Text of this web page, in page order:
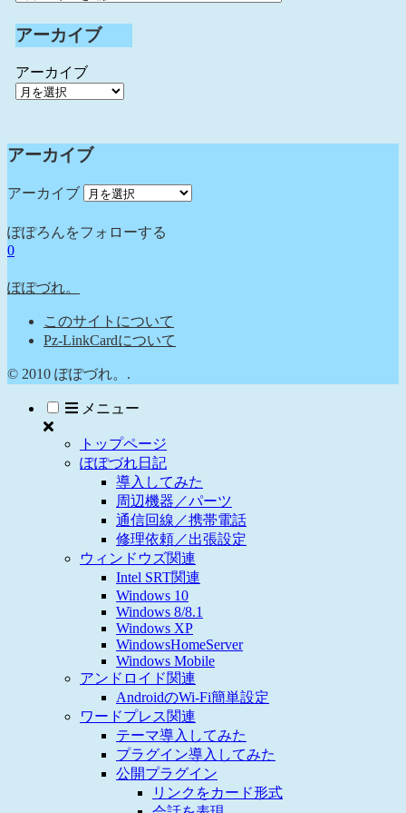
アーカイブ
アーカイブ
アーカイブ
アーカイブ
ぽぽろんをフォローする
0
ぽぽづれ。
このサイトについて
Pz-LinkCardについて
© 2010 ぽぽづれ。.
メニュー
トップページ
ぽぽづれ日記
導入してみた
周辺機器／パーツ
通信回線／携帯電話
修理依頼／出張設定
ウィンドウズ関連
Intel SRT関連
Windows 10
Windows 8/8.1
Windows XP
WindowsHomeServer
Windows Mobile
アンドロイド関連
AndroidのWi-Fi簡単設定
ワードプレス関連
テーマ導入してみた
プラグイン導入してみた
公開プラグイン
リンクをカード形式